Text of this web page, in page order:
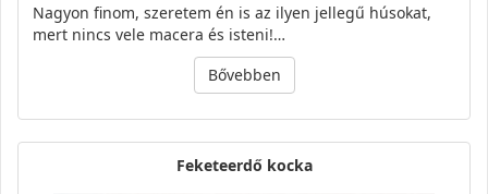
Nagyon finom, szeretem én is az ilyen jellegű húsokat,
mert nincs vele macera és isteni!…
Bővebben
Feketeerdő kocka